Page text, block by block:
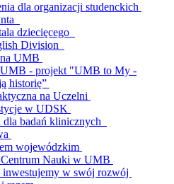
dla organizacji studenckich
dziecięcego
Division
UMB
UMB - projekt "UMB to My -
historię”
na Uczelni
w UDSK
dla badań klinicznych
wojewódzkim
Nauki w UMB
w swój rozwój